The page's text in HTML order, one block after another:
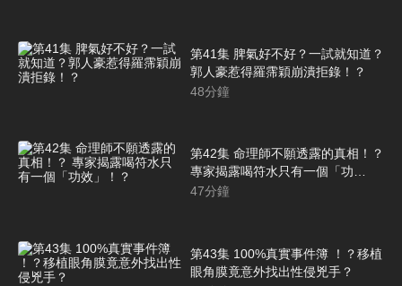
第41集 脾氣好不好？一試就知道？
郭人豪惹得羅霈穎崩潰拒錄！？
48分鐘
第42集 命理師不願透露的真相！？
專家揭露喝符水只有一個「功
效」！？
47分鐘
第43集 100%真實事件簿 ！？移植
眼角膜竟意外找出性侵兇手？